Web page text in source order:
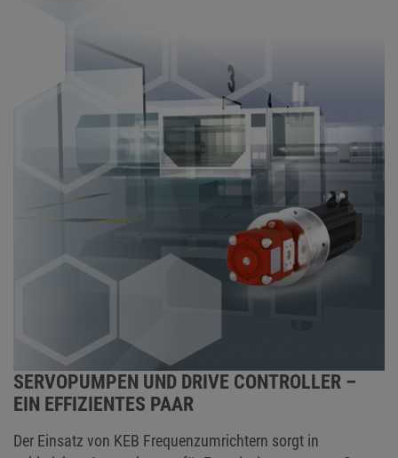
SERVOPUMPEN UND DRIVE CONTROLLER –
EIN EFFIZIENTES PAAR
Der Einsatz von KEB Frequenzumrichtern sorgt in